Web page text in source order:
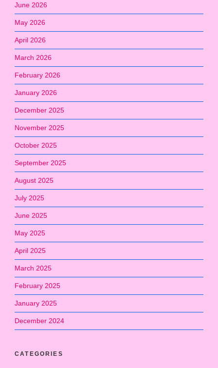
June 2026
May 2026
April 2026
March 2026
February 2026
January 2026
December 2025
November 2025
October 2025
September 2025
August 2025
July 2025
June 2025
May 2025
April 2025
March 2025
February 2025
January 2025
December 2024
CATEGORIES